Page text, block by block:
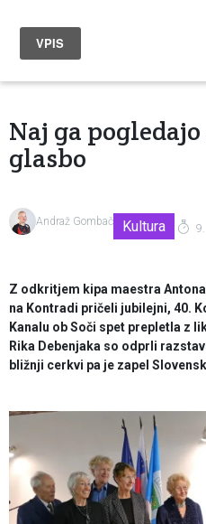
Naj ga
glasbo
Andraž Gombač Kultura
Z odkritjem kipa maestra
na Kontradi pričeli jubilejni, 40.
Kanalu ob Soči spet prepletla z
Rika Debenjaka so odprli
bližnji cerkvi pa je zapel